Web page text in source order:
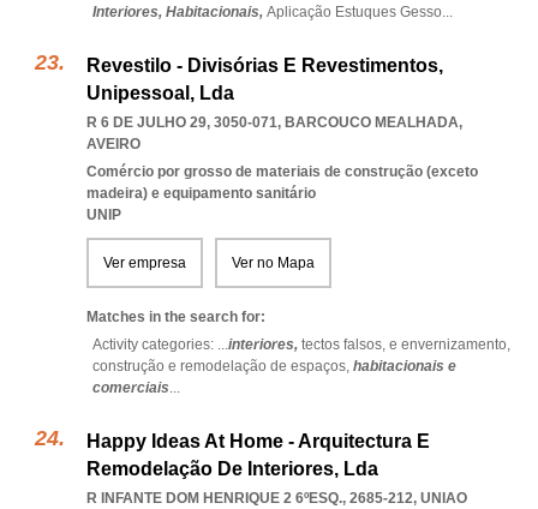
Interiores, Habitacionais, Aplicação Estuques Gesso...
Revestilo - Divisórias E Revestimentos,
Unipessoal, Lda
R 6 DE JULHO 29, 3050-071, BARCOUCO MEALHADA,
AVEIRO
Comércio por grosso de materiais de construção (exceto
madeira) e equipamento sanitário
UNIP
Ver empresa Ver no Mapa
Matches in the search for:
Activity categories: ...interiores, tectos falsos, e envernizamento,
construção e remodelação de espaços, habitacionais e
comerciais...
Happy Ideas At Home - Arquitectura E
Remodelação De Interiores, Lda
R INFANTE DOM HENRIQUE 2 6ºESQ., 2685-212, UNIAO